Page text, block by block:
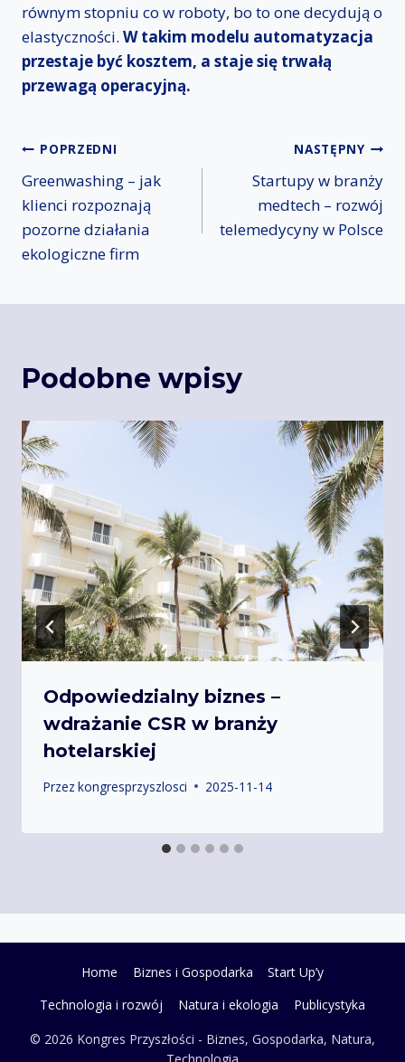
równym stopniu co w roboty, bo to one decydują o
elastyczności. W takim modelu automatyzacja
przestaje być kosztem, a staje się trwałą
przewagą operacyjną.
Nawigacja
wpisu
POPRZEDNI
Greenwashing – jak
klienci rozpoznają
pozorne działania
ekologiczne firm
NASTĘPNY
Startupy w branży
medtech – rozwój
telemedycyny w Polsce
Podobne wpisy
Odpowiedzialny biznes –
wdrażanie CSR w branży
hotelarskiej
Przez kongresprzyszlosci 2025-11-14
Home Biznes i Gospodarka
Start Up’y
Technologia i rozwój
Natura i ekologia
Publicystyka
© 2026 Kongres Przyszłości - Biznes, Gospodarka, Natura,